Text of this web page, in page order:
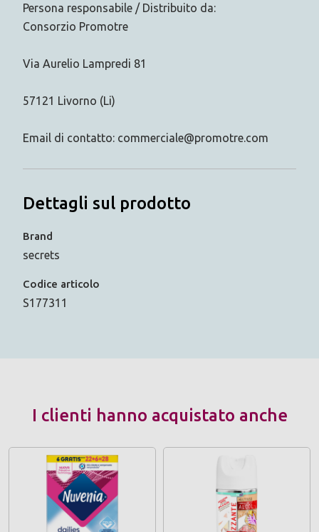
Persona responsabile / Distribuito da:
Consorzio Promotre
Via Aurelio Lampredi 81
57121 Livorno (Li)
Email di contatto: commerciale@promotre.com
Dettagli sul prodotto
Brand
secrets
Codice articolo
S177311
I clienti hanno acquistato anche